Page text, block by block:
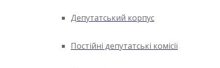
Депутатський корпус
Постійні депутатські комісії